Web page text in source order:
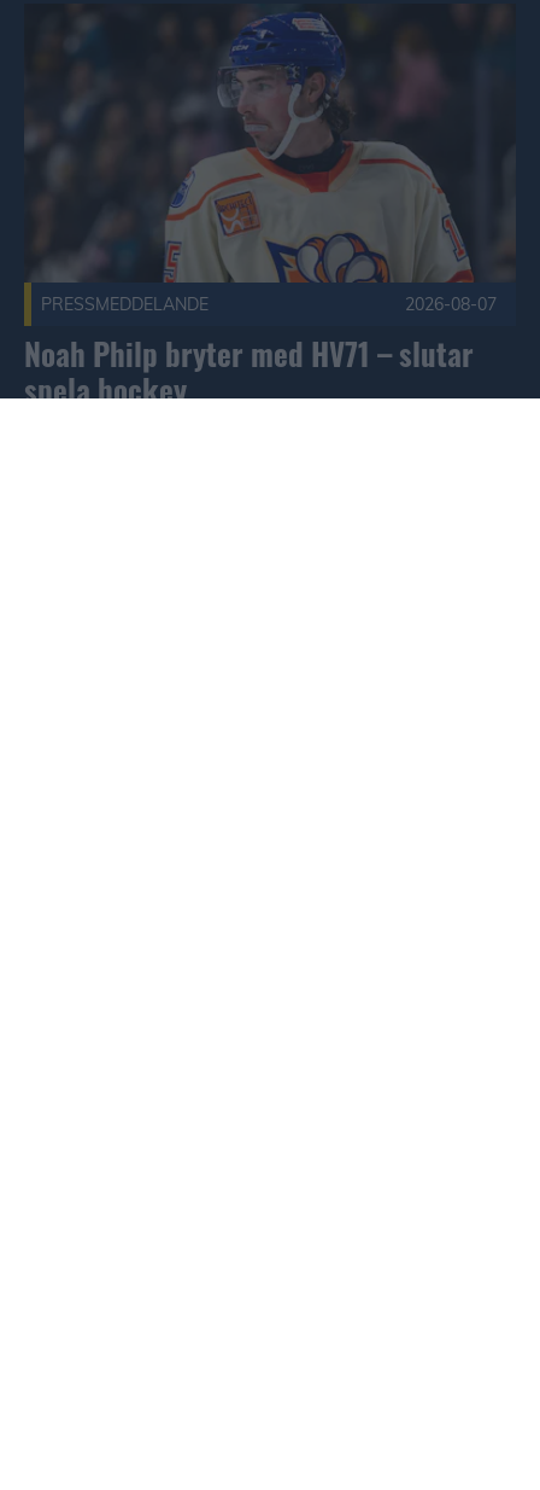
Noah Philp bryter med HV71 – slutar spela hockey
PRESSMEDDELANDE 2026-08-07
Noah Philp bryter med HV71 – slutar
spela hockey